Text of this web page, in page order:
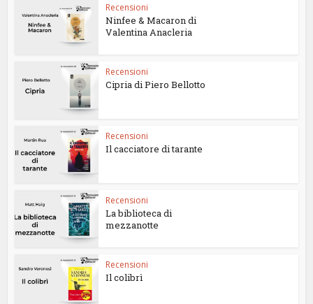
Recensioni
Ninfee & Macaron di
Valentina Anacleria
Recensioni
Cipria di Piero Bellotto
Recensioni
Il cacciatore di tarante
Recensioni
La biblioteca di
mezzanotte
Recensioni
Il colibrì